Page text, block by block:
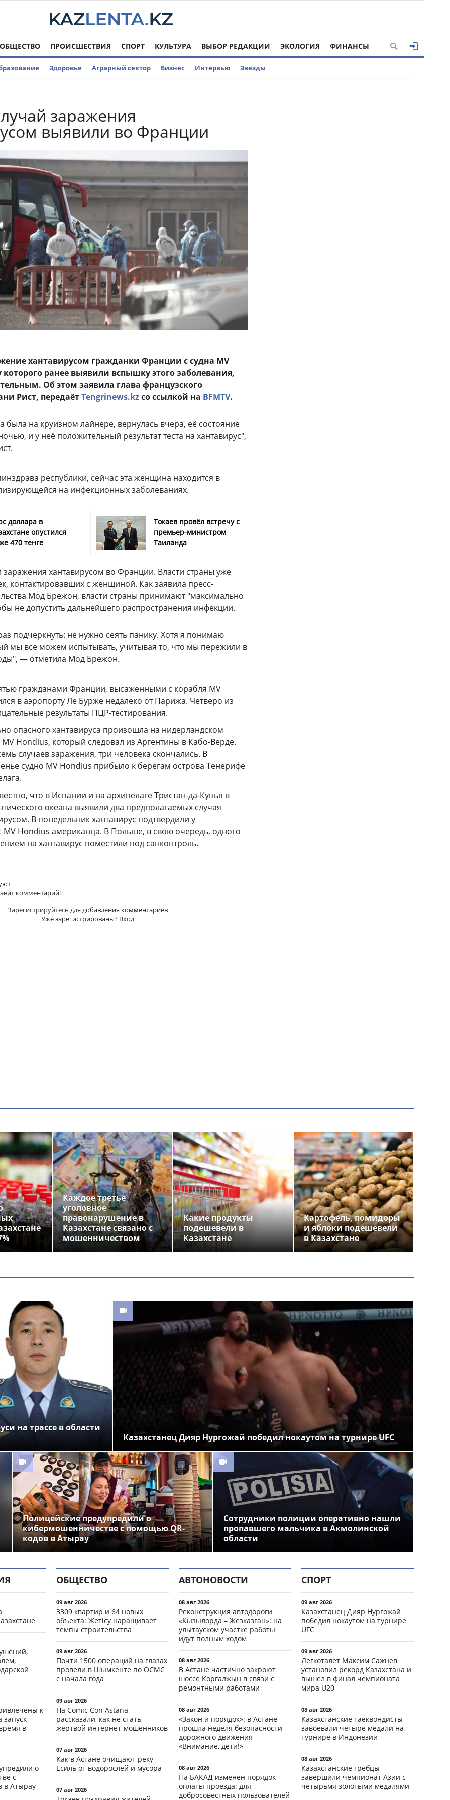
ОБЩЕСТВО ПРОИСШЕСТВИЯ СПОРТ КУЛЬТУРА ВЫБОР РЕДАКЦИИ ЭКОЛОГИЯ ФИНАНСЫ
Здоровье Аграрный сектор Бизнес Интервью Звезды
заражения
выявили во Франции
хантавирусом гражданки Франции с судна MV
которого ранее выявили вспышку этого заболевания,
Об этом заявила глава французского
Рист, передаётTengrinews.kzсо ссылкой на BFMTV.
была на круизном лайнере, вернулась вчера, её состояние
и у неё положительный результат теста на хантавирус",
республики, сейчас эта женщина находится в
на инфекционных заболеваниях.
доллара в
опустился
470 тенге
Токаев провёл встречу с
премьер-министром
Таиланда
заражения хантавирусом во Франции. Власти страны уже
контактировавших с женщиной. Как заявила пресс-
Мод Брежон, власти страны принимают "максимально
не допустить дальнейшего распространения инфекции.
подчеркнуть: не нужно сеять панику. Хотя я понимаю
мы все можем испытывать, учитывая то, что мы пережили в
— отметила Мод Брежон.
гражданами Франции, высаженными с корабля MV
в аэропорту Ле Бурже недалеко от Парижа. Четверо из
результаты ПЦР-тестирования.
опасного хантавируса произошла на нидерландском
Hondius, который следовал из Аргентины в Кабо-Верде.
случаев заражения, три человека скончались. В
судно MV Hondius прибыло к берегам острова Тенерифе
что в Испании и на архипелаге Тристан-да-Кунья в
океана выявили два предполагаемых случая
В понедельник хантавирус подтвердили у
MV Hondius американца. В Польше, в свою очередь, одного
на хантавирус поместили под санконтроль.
комментарий!
Зарегистрируйтесь для добавления комментариев
Уже зарегистрированы? Вход
Каждое третье
уголовное
правонарушение в
Казахстане связано с
мошенничеством
Какие продукты
подешевели в
Казахстане
Картофель, помидоры
и яблоки подешевели
в Казахстане
на трассе в области
Казахстанец Дияр Нургожай победил нокаутом на турнире UFC
Полицейские предупредили о
кибермошенничестве с помощью QR-
кодов в Атырау
Сотрудники полиции оперативно нашли
пропавшего мальчика в Акмолинской
области
к
запуск
в
о
с
в Атырау
ОБЩЕСТВО
09 авг 2026
3309 квартир и 64 новых
объекта: Жетісу наращивает
темпы строительства
09 авг 2026
Почти 1500 операций на глазах
провели в Шымкенте по ОСМС
с начала года
09 авг 2026
На Comic Con Astana
рассказали, как не стать
жертвой интернет-мошенников
07 авг 2026
Как в Астане очищают реку
Есиль от водорослей и мусора
07 авг 2026
АВТОНОВОСТИ
08 авг 2026
Реконструкция автодороги
«Кызылорда – Жезказган»: на
улытауском участке работы
идут полным ходом
08 авг 2026
В Астане частично закроют
шоссе Коргалжын в связи с
ремонтными работами
08 авг 2026
«Закон и порядок»: в Астане
прошла неделя безопасности
дорожного движения
«Внимание, дети!»
08 авг 2026
На БАКАД изменен порядок
оплаты проезда: для
добросовестных пользователей
СПОРТ
09 авг 2026
Казахстанец Дияр Нургожай
победил нокаутом на турнире
UFC
09 авг 2026
Легкоталет Максим Сажнев
установил рекорд Казахстана и
вышел в финал чемпионата
мира U20
08 авг 2026
Казахстанские таеквондисты
завоевали четыре медали на
турнире в Индонезии
08 авг 2026
Казахстанские гребцы
завершили чемпионат Азии с
четырьмя золотыми медалями